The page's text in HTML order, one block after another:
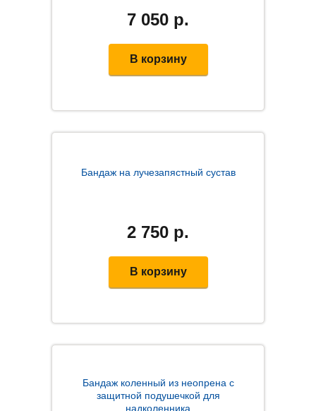
7 050 р.
В корзину
Бандаж на лучезапястный сустав
2 750 р.
В корзину
Бандаж коленный из неопрена с
защитной подушечкой для
надколенника